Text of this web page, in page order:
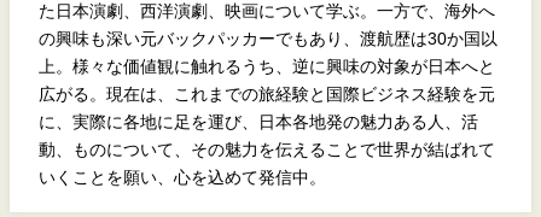
た日本演劇、西洋演劇、映画について学ぶ。一方で、海外へ
の興味も深い元バックパッカーでもあり、渡航歴は30か国以
上。様々な価値観に触れるうち、逆に興味の対象が日本へと
広がる。現在は、これまでの旅経験と国際ビジネス経験を元
に、実際に各地に足を運び、日本各地発の魅力ある人、活
動、ものについて、その魅力を伝えることで世界が結ばれて
いくことを願い、心を込めて発信中。